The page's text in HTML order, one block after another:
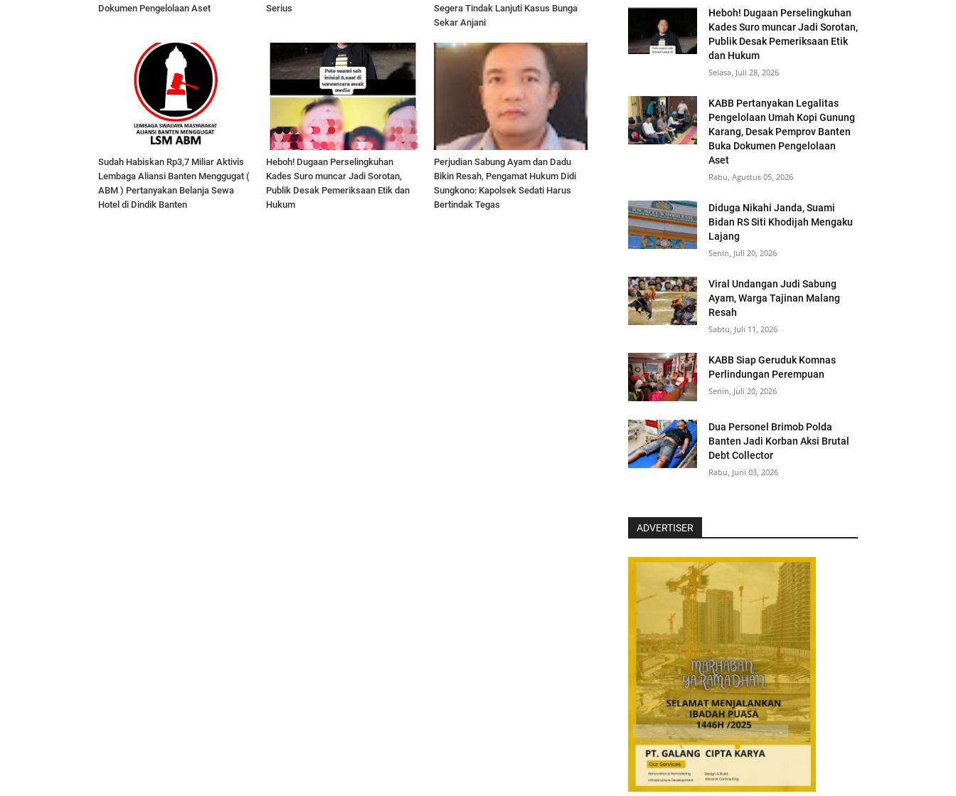
Dokumen Pengelolaan Aset
Serius
Segera Tindak Lanjuti Kasus Bunga
Sekar Anjani
‎Sudah Habiskan Rp3,7 Miliar ‎Aktivis
Lembaga Aliansi Banten Menggugat (
ABM ) Pertanyakan Belanja Sewa
Hotel di Dindik Banten
Heboh! Dugaan Perselingkuhan
Kades Suro muncar Jadi Sorotan,
Publik Desak Pemeriksaan Etik dan
Hukum
Perjudian Sabung Ayam dan Dadu
Bikin Resah, Pengamat Hukum Didi
Sungkono: Kapolsek Sedati Harus
Bertindak Tegas
Heboh! Dugaan Perselingkuhan
Kades Suro muncar Jadi Sorotan,
Publik Desak Pemeriksaan Etik
dan Hukum
Selasa, Juli 28, 2026
KABB Pertanyakan Legalitas
Pengelolaan Umah Kopi Gunung
Karang, Desak Pemprov Banten
Buka Dokumen Pengelolaan
Aset
Rabu, Agustus 05, 2026
Diduga Nikahi Janda, Suami
Bidan RS Siti Khodijah Mengaku
Lajang
Senin, Juli 20, 2026
Viral Undangan Judi Sabung
Ayam, Warga Tajinan Malang
Resah
Sabtu, Juli 11, 2026
‎KABB Siap Geruduk Komnas
Perlindungan Perempuan
Senin, Juli 20, 2026
Dua Personel Brimob Polda
Banten Jadi Korban Aksi Brutal
Debt Collector
Rabu, Juni 03, 2026
ADVERTISER